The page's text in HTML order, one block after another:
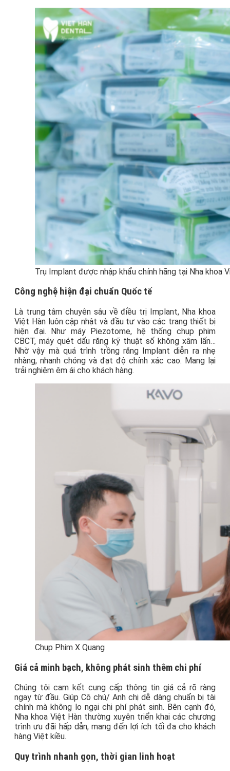
Trụ Implant được nhập khẩu chính hãng tại Nha khoa
Công nghệ hiện đại chuẩn Quốc tế
Là trung tâm chuyên sâu về điều trị Implant, Nha khoa
Việt Hàn luôn cập nhật và đầu tư vào các trang thiết bị
hiện đại. Như máy Piezotome, hệ thống chụp phim
CBCT, máy quét dấu răng kỹ thuật số không xâm lấn…
Nhờ vậy mà quá trình trồng răng Implant diễn ra nhẹ
nhàng, nhanh chóng và đạt độ chính xác cao. Mang lại
trải nghiệm êm ái cho khách hàng.
Chụp Phim X Quang
Giá cả minh bạch, không phát sinh thêm chi phí
Chúng tôi cam kết cung cấp thông tin giá cả rõ ràng
ngay từ đầu. Giúp Cô chú/ Anh chị dễ dàng chuẩn bị tài
chính mà không lo ngại chi phí phát sinh. Bên cạnh đó,
Nha khoa Việt Hàn thường xuyên triển khai các chương
trình ưu đãi hấp dẫn, mang đến lợi ích tối đa cho khách
hàng Việt kiều.
Quy trình nhanh gọn, thời gian linh hoạt